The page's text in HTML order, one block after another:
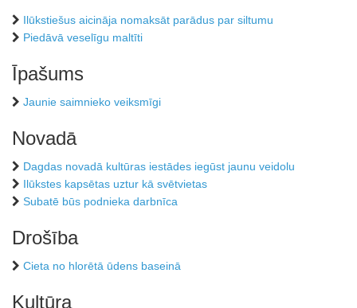
Ilūkstiešus aicināja nomaksāt parādus par siltumu
Piedāvā veselīgu maltīti
Īpašums
Jaunie saimnieko veiksmīgi
Novadā
Dagdas novadā kultūras iestādes iegūst jaunu veidolu
Ilūkstes kapsētas uztur kā svētvietas
Subatē būs podnieka darbnīca
Drošība
Cieta no hlorētā ūdens baseinā
Kultūra